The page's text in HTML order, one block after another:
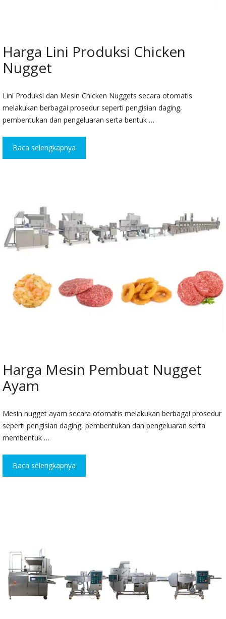
Harga Lini Produksi Chicken
Nugget
Lini Produksi dan Mesin Chicken Nuggets secara otomatis
melakukan berbagai prosedur seperti pengisian daging,
pembentukan dan pengeluaran serta bentuk …
Baca selengkapnya
Harga Mesin Pembuat Nugget
Ayam
Mesin nugget ayam secara otomatis melakukan berbagai prosedur
seperti pengisian daging, pembentukan dan pengeluaran serta
membentuk …
Baca selengkapnya